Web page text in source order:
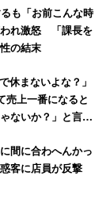
ことはある」と
う。
を一人で抱え込
やミスが起き
分の責任だと
いく姿勢を持
も「お前こんな時
われ激怒 「課長を
の結末
休まないよな？」
上一番になると
ないか？」と言わ
間に合わへんかっ
客に店員が反撃